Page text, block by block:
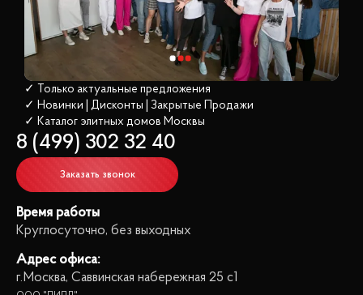
✓ Только актуальные предложения
✓ Новинки | Дисконты | Закрытые Продажи
✓ Каталог элитных домов Москвы
8 (499) 302 32 40
Заказать звонок
Время работы
Круглосуточно, без выходных
Адрес офиса:
г.Москва, Саввинская набережная 25 с1